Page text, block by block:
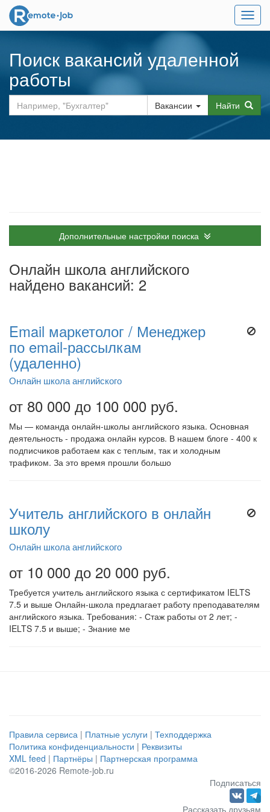
Меню
Поиск вакансий удаленной
работы
Вакансии Найти
Дополнительные настройки поиска
Онлайн школа английского
найдено вакансий: 2
Email маркетолог / Менеджер
по email-рассылкам
(удаленно)
Онлайн школа английского
от 80 000 до 100 000 руб.
Мы — команда онлайн-школы английского языка. Основная
деятельность - продажа онлайн курсов. В нашем блоге - 400 к
подписчиков работаем как с теплым, так и холодным
трафиком. За это время прошли большо
Учитель английского в онлайн
школу
Онлайн школа английского
от 10 000 до 20 000 руб.
Требуется учитель английского языка с сертификатом IELTS
7.5 и выше Онлайн-школа предлагает работу преподавателям
английского языка. Требования: - Стаж работы от 2 лет; -
IELTS 7.5 и выше; - Знание ме
Правила сервиса | Платные услуги | Техподдержка
Политика конфиденциальности | Реквизиты
XML feed | Партнёры | Партнерская программа
©2016-2026 Remote-job.ru
Подписаться
Рассказать друзьям